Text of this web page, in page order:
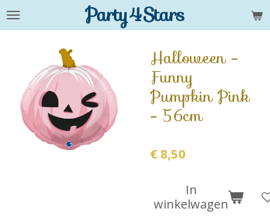
Ga
hoofdinhoud
Party4Stars
Halloween -
Funny
Pumpkin Pink
- 56cm
€ 8,50
In
winkelwagen